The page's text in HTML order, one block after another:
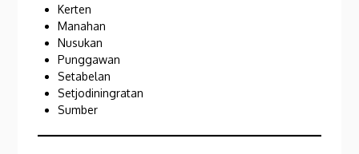
Kerten
Manahan
Nusukan
Punggawan
Setabelan
Setjodiningratan
Sumber